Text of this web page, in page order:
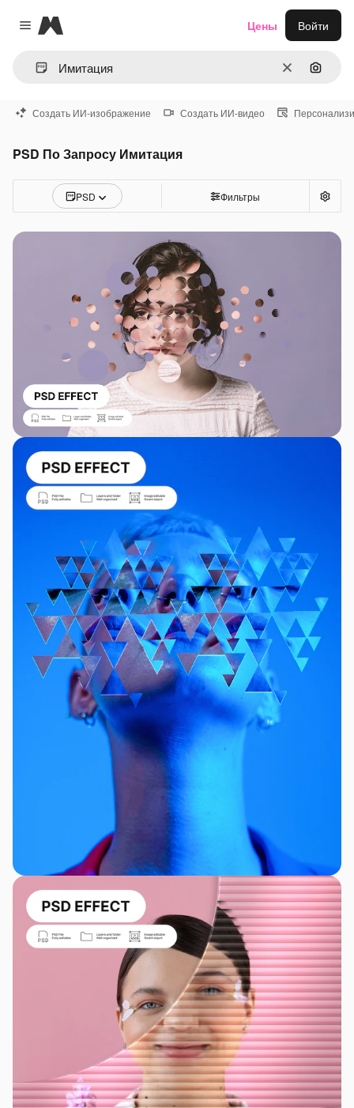
Close menu
Magnific
ОчиститьПоиск
Цены Войти
Создать ИИ-изображение Создать ИИ-видео
PSD По Запросу Имитация
PSD Фильтры